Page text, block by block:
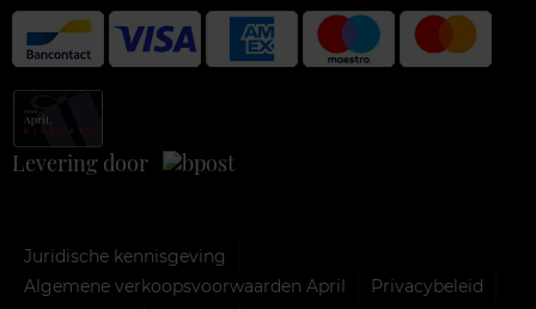
Levering door
Juridische kennisgeving
Algemene verkoopsvoorwaarden April
Privacybeleid